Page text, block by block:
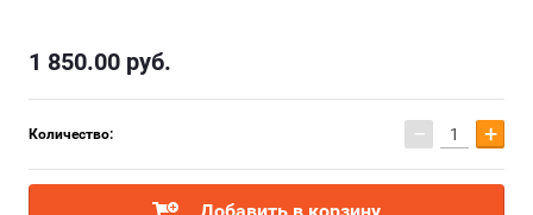
1 850.00 руб.
Количество: − +